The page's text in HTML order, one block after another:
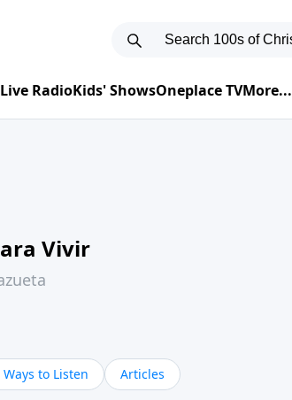
Live RadioKids' ShowsOneplace TVMore...
Vivir
to Listen Articles